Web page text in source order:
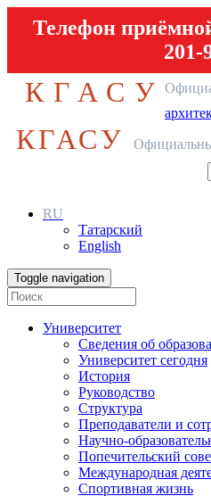
Телефон
201-
КГАСУ
КГАСУ
RU
Татарский
English
Toggle navigation
Университет
Сведения об
Университет сегодня
История
Руководство
Структура
Преподаватели и
Научно-
Попечительский
Международная
Спортивная жизнь